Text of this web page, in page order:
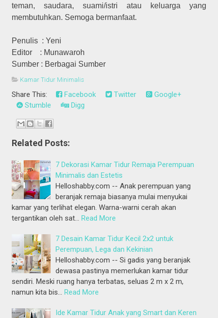
teman, saudara, suami/istri atau keluarga yang
membutuhkan. Semoga bermanfaat.
Penulis : Yeni
Editor : Munawaroh
Sumber : Berbagai Sumber
Kamar Tidur Minimalis
Share This: Facebook Twitter
Google+
Stumble
Digg
Related Posts:
7 Dekorasi Kamar Tidur Remaja Perempuan
Minimalis dan Estetis
Helloshabby.com -- Anak perempuan yang
beranjak remaja biasanya mulai menyukai
kamar yang terlihat elegan. Warna-warni cerah akan
tergantikan oleh sat… Read More
7 Desain Kamar Tidur Kecil 2x2 untuk
Perempuan, Lega dan Kekinian
Helloshabby.com -- Si gadis yang beranjak
dewasa pastinya memerlukan kamar tidur
sendiri. Meski ruang hanya terbatas, seluas 2 m x 2 m,
namun kita bis… Read More
Ide Kamar Tidur Anak yang Smart dan Keren